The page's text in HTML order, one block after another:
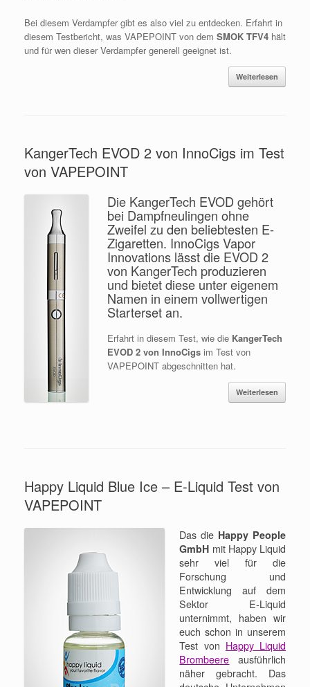
Bei diesem Verdampfer gibt es also viel zu entdecken. Erfahrt in
diesem Testbericht, was VAPEPOINT von dem SMOK TFV4 hält
und für wen dieser Verdampfer generell geeignet ist.
Weiterlesen
KangerTech EVOD 2 von InnoCigs im Test
von VAPEPOINT
Die KangerTech EVOD gehört
bei Dampfneulingen ohne
Zweifel zu den beliebtesten E-
Zigaretten. InnoCigs Vapor
Innovations lässt die EVOD 2
von KangerTech produzieren
und bietet diese unter eigenem
Namen in einem vollwertigen
Starterset an.
Erfahrt in diesem Test, wie die KangerTech
EVOD 2 von InnoCigs im Test von
VAPEPOINT abgeschnitten hat.
Weiterlesen
Happy Liquid Blue Ice – E-Liquid Test von
VAPEPOINT
Das die Happy People
GmbH mit Happy Liquid
sehr viel für die
Forschung und
Entwicklung auf dem
Sektor E-Liquid
unternimmt, haben wir
euch schon in unserem
Test von Happy Liquid
Brombeere ausführlich
näher gebracht. Das